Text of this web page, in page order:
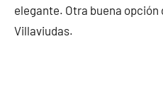
elegante. Otra buena
Villaviudas.